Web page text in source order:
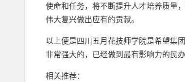
使命和任务，将不断提升人才培养质量
伟大复兴做出应有的贡献。
以上便是四川五月花技师学院是希望集
非常强大的，已经做到最有影响力的民
相关推荐：